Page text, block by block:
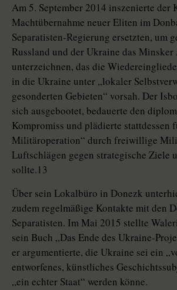
Am 5. September 2014 inszenierte der
Machtübernahme neuer Eliten im
Separatisten-Regierung ersetzten, um
Russland und der Ukraine das Minsker
unterzeichnen, das die
in die Ukraine unter „lokaler
gesonderten Gebieten“ vorsah. Der
sich ausgebootet, bedauerte den
Kompromiss und plädierte stattdessen
Militäroperation“ durch freiwillige
Luftschlägen gegen strategische Ziele
sollte.13
Über sein Lokalbüro in Donezk
zudem regelmäßige Kontakte mit den
Separatisten. Im Mai 2015 stellte
sein Buch „Das Ende des Ukraine-
er argumentierte, die Ukraine sei ein
entworfenes, künstliches
„ein echter Staat“ werden könne.